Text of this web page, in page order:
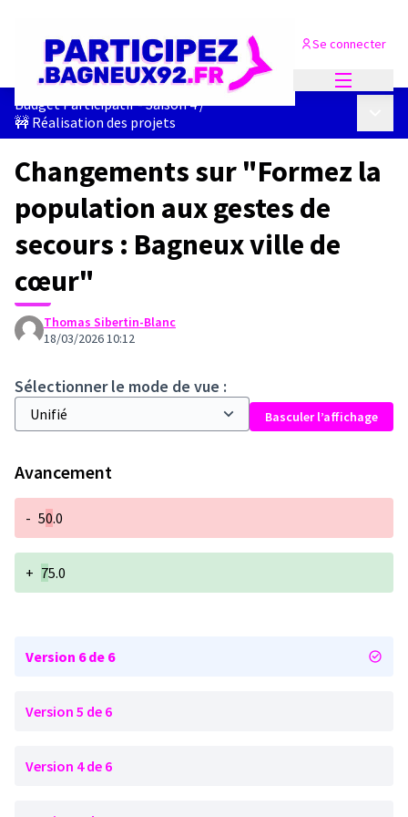
Se connecter
Budget Participatif - Saison 4/
🚧 Réalisation des projets
Changements sur "Formez la
population aux gestes de
secours : Bagneux ville de
cœur"
Thomas Sibertin-Blanc
18/03/2026 10:12
Sélectionner le mode de vue :
Basculer l’affichage
Avancement
- 50.0
+ 75.0
Version 6 de 6
Version 5 de 6
Version 4 de 6